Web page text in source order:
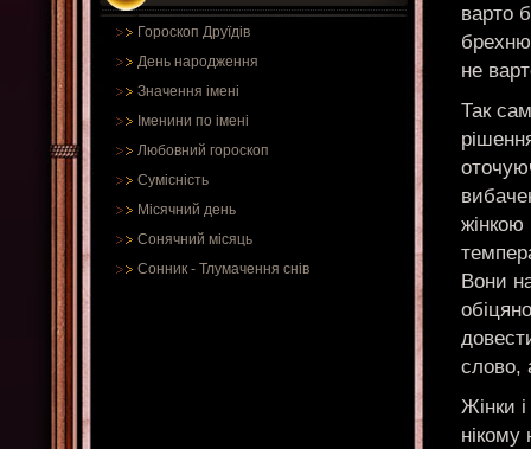
Гороскоп Друїдів
День народження
Значення імені
Іменини по імені
Любовний гороскоп
Сумісність
Місячний день
Сонячний місяць
Сонник - Тлумачення снів
варто
не
Так
жінкою
Вони
слово,
Жінки
нікому